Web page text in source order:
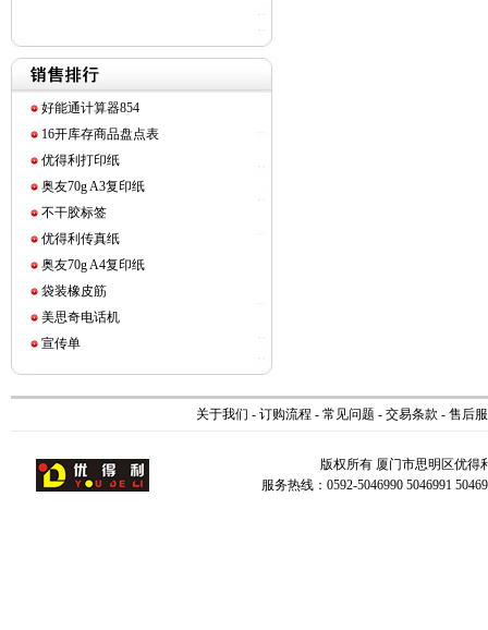
好能通计算器854
16开库存商品盘点表
优得利打印纸
奥友70g A3复印纸
不干胶标签
优得利传真纸
奥友70g A4复印纸
袋装橡皮筋
美思奇电话机
宣传单
关于我们 - 订购流程 - 常见问题 - 交易条款 - 售后
版权所有 厦门市思明区优
服务热线：0592-5046990 5046991